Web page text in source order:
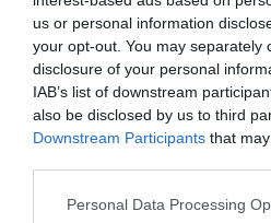
us or personal information
your opt-out. You may separately
disclosure of your personal
IAB’s list of downstream
also be disclosed by us to third
Downstream Participants that
Please note that this website/app
Personal Data Processing